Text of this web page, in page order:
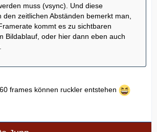
muss (vsync). Und diese
den zeitlichen Abständen bemerkt man,
kommt es zu sichtbaren
Bildablauf, oder hier dann eben auch
frames können ruckler entstehen